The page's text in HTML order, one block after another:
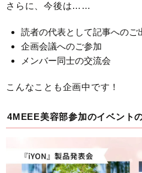
さらに、今後は……
読者の代表として記事へのご
企画会議へのご参加
メンバー同士の交流会
こんなことも企画中です！
4MEEE美容部参加のイベント